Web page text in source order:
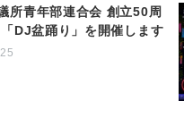
所青年部連合会 創立50周
DJ盆踊り」を開催します